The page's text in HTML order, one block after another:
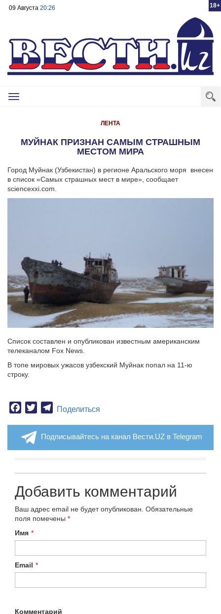
18+
09 Августа 20:26
Toggle
ЛЕНТА
МУЙНАК ПРИЗНАН САМЫМ СТРАШНЫМ
МЕСТОМ МИРА
Город Муйнак (Узбекистан) в регионе Аральского моря внесен
в список «Самых страшных мест в мире», сообщает
sciencexxi.com.
Список составлен и опубликован известным американским
телеканалом Fox News.
В топе мировых ужасов узбекский Муйнак попал на 11-ю
строку.
Facebook
TwitterTelegram
Поделиться
Подписывайтесь на канал Вести.UZ в Telegram
Добавить комментарий
Ваш адрес email не будет опубликован. Обязательные
поля помечены *
Имя *
Email *
Комментарий